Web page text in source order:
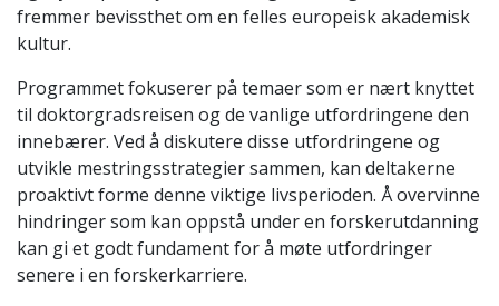
fremmer bevissthet om en felles europeisk akademisk
kultur.
Programmet fokuserer på temaer som er nært knyttet
til doktorgradsreisen og de vanlige utfordringene den
innebærer. Ved å diskutere disse utfordringene og
utvikle mestringsstrategier sammen, kan deltakerne
proaktivt forme denne viktige livsperioden. Å overvinne
hindringer som kan oppstå under en forskerutdanning
kan gi et godt fundament for å møte utfordringer
senere i en forskerkarriere.